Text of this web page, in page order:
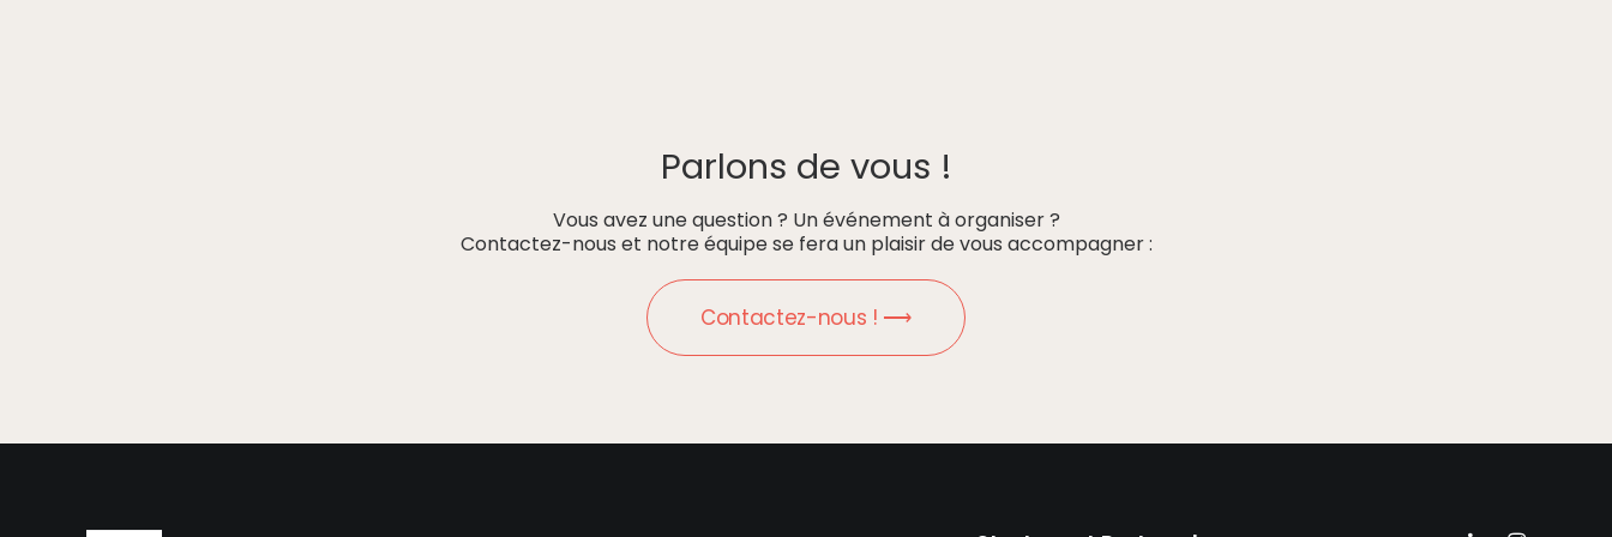
Parlons de vous !
Vous avez une question ? Un événement à organiser ?
Contactez-nous et notre équipe se fera un plaisir de vous accompagner :
Contactez-nous ! ⟶